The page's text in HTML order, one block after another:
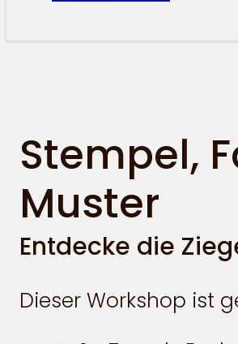
Stempel,
Muster
Entdecke die
Dieser Workshop ist